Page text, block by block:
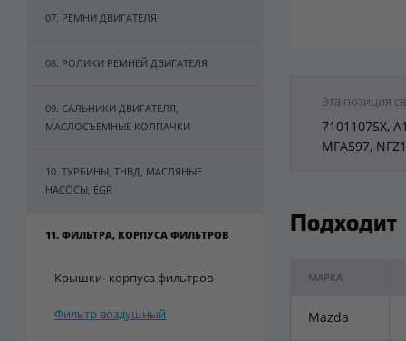
07. РЕМНИ ДВИГАТЕЛЯ
08. РОЛИКИ РЕМНЕЙ ДВИГАТЕЛЯ
09. САЛЬНИКИ ДВИГАТЕЛЯ,
МАСЛОСЪЕМНЫЕ КОЛПАЧКИ
10. ТУРБИНЫ, ТНВД, МАСЛЯНЫЕ
НАСОСЫ, EGR
11. ФИЛЬТРА, КОРПУСА ФИЛЬТРОВ
Крышки- корпуса фильтров
Фильтр воздушный
Эта позиция
7101107SX,
MFA597,
Подходит
МАРКА
Mazda